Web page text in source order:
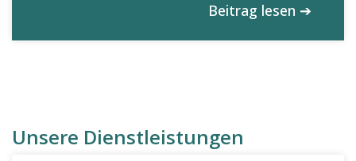
Beitrag lesen ➔
Unsere Dienstleistungen